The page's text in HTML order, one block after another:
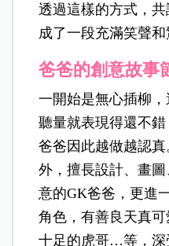
透過這樣的方式，
成了一段充滿笑聲和
爸爸的創意故事
一開始是無心插柳
聽量就表現得還不
爸爸因此越做越認
外，擅長設計、畫
意的GK爸爸，更進
角色，有善良天真
十足的虎哥…等，深